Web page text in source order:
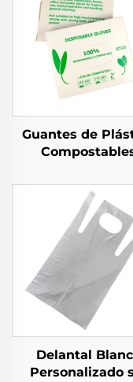
Guantes de
Compostables
Material PLA
Almidón de
Delantal
Personalizado